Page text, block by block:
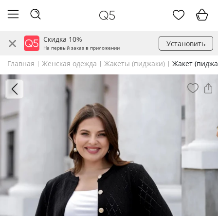
Скидка 10%
На первый заказ в приложении Установить
Главная Женская одежда Жакеты (пиджаки) Жакет